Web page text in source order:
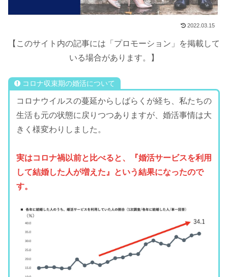
2022.03.15
【このサイト内の記事には「プロモーション」を掲載して
いる場合があります。】
コロナ収束期の婚活について
コロナウイルスの蔓延からしばらくが経ち、私たちの
生活も元の状態に戻りつつありますが、婚活事情は大
きく様変わりしました。
実はコロナ禍以前と比べると、『婚活サービスを利用
して結婚した人が増えた』という結果になったので
す。